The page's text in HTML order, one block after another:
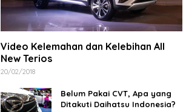
Video Kelemahan dan Kelebihan All
New Terios
20/02/2018
Belum Pakai CVT, Apa yang
Ditakuti Daihatsu Indonesia?